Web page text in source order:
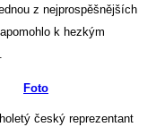
z nejprospěšnějších
k hezkým
Foto
český reprezentant